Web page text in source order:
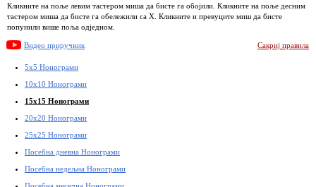
Кликните на поље левим тастером миша да бисте га обојили. Кликните на поље десним
тастером миша да бисте га обележили са Х. Кликните и превуците миш да бисте
попунили више поља одједном.
Видео приручник Сакриј правила
5x5 Нонограми
10x10 Нонограми
15x15 Нонограми
20x20 Нонограми
25x25 Нонограми
Посебна дневна Нонограми
Посебна недељна Нонограми